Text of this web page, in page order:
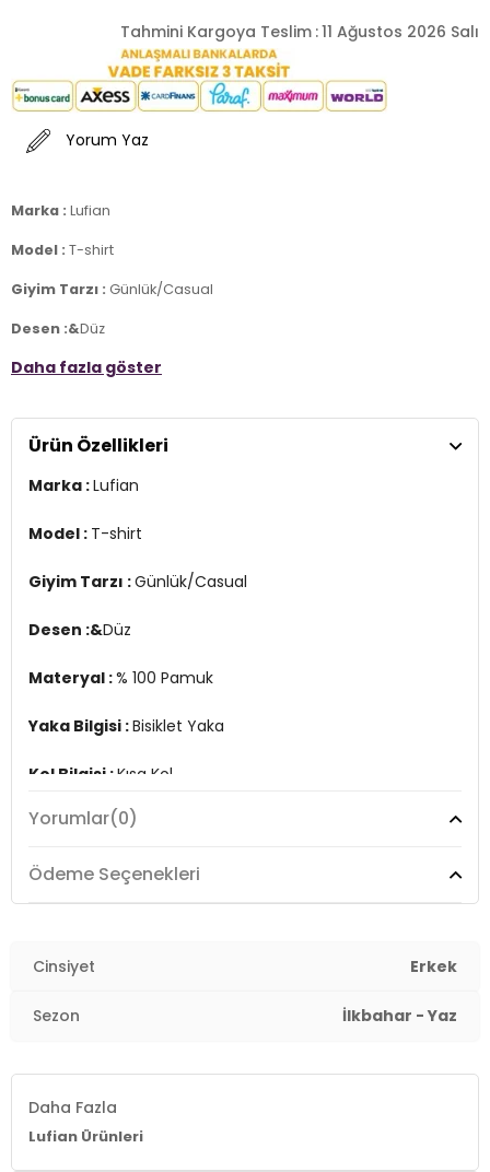
Tahmini Kargoya Teslim :11 Ağustos 2026 Salı
Yorum Yaz
Marka : Lufian
Model : T-shirt
Giyim Tarzı : Günlük/Casual
Desen :&Düz
Materyal :% 100 Pamuk
Kol Bilgisi :Kısa Kol
Kalıp Bilgisi :Regular Fit
Daha fazla göster
Ürün Özellikleri
Marka :Lufian
Model : T-shirt
Giyim Tarzı :Günlük/Casual
Desen :&Düz
Materyal :% 100 Pamuk
Yaka Bilgisi :Bisiklet Yaka
Kol Bilgisi :Kısa Kol
Kalıp Bilgisi :Regular Fit
Yorumlar(0)
Ödeme Seçenekleri
Cinsiyet Erkek
Sezon İlkbahar - Yaz
Daha Fazla
Lufian Ürünleri